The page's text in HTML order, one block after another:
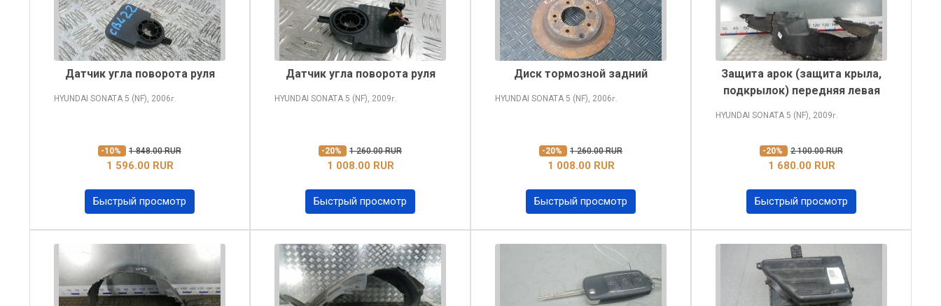
Датчик угла поворота руля
HYUNDAI SONATA 5 (NF), 2006г.
-10% 1 848.00 RUR
1 596.00 RUR
Быстрый просмотр
Датчик угла поворота руля
HYUNDAI SONATA 5 (NF), 2009г.
-20% 1 260.00 RUR
1 008.00 RUR
Быстрый просмотр
Диск тормозной задний
HYUNDAI SONATA 5 (NF), 2006г.
-20% 1 260.00 RUR
1 008.00 RUR
Быстрый просмотр
Защита арок (защита крыла,
подкрылок) передняя левая
HYUNDAI SONATA 5 (NF), 2009г.
-20% 2 100.00 RUR
1 680.00 RUR
Быстрый просмотр